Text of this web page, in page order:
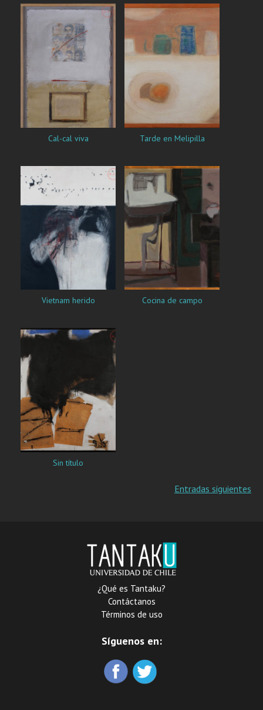
Cal-cal viva Tarde en Melipilla
Vietnam herido Cocina de campo
Sin título
Entradas siguientes
¿Qué es Tantaku?
Contáctanos
Términos de uso
Síguenos en: